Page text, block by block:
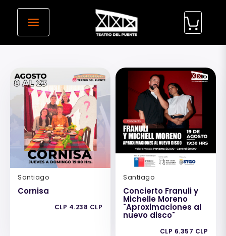
desplegar navegación
Santiago
Cornisa
CLP 4.238 CLP
Santiago
Concierto Franuli y
Michelle Moreno
"Aproximaciones al
nuevo disco"
CLP 6.357 CLP